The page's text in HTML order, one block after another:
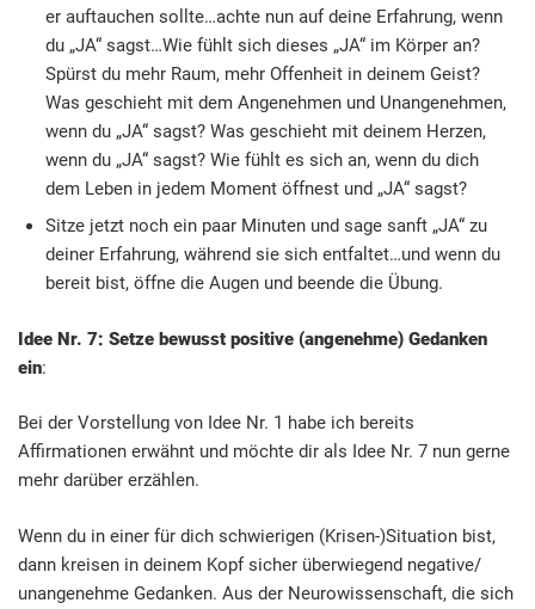
er auftauchen sollte…achte nun auf deine Erfahrung, wenn
du „JA“ sagst…Wie fühlt sich dieses „JA“ im Körper an?
Spürst du mehr Raum, mehr Offenheit in deinem Geist?
Was geschieht mit dem Angenehmen und Unangenehmen,
wenn du „JA“ sagst? Was geschieht mit deinem Herzen,
wenn du „JA“ sagst? Wie fühlt es sich an, wenn du dich
dem Leben in jedem Moment öffnest und „JA“ sagst?
Sitze jetzt noch ein paar Minuten und sage sanft „JA“ zu
deiner Erfahrung, während sie sich entfaltet…und wenn du
bereit bist, öffne die Augen und beende die Übung.
Idee Nr. 7: Setze bewusst positive (angenehme) Gedanken
ein:
Bei der Vorstellung von Idee Nr. 1 habe ich bereits
Affirmationen erwähnt und möchte dir als Idee Nr. 7 nun gerne
mehr darüber erzählen.
Wenn du in einer für dich schwierigen (Krisen-)Situation bist,
dann kreisen in deinem Kopf sicher überwiegend negative/
unangenehme Gedanken. Aus der Neurowissenschaft, die sich